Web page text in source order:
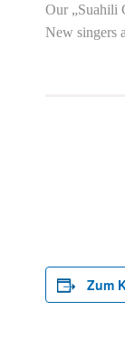
Our „Suahili
New singers
Zum